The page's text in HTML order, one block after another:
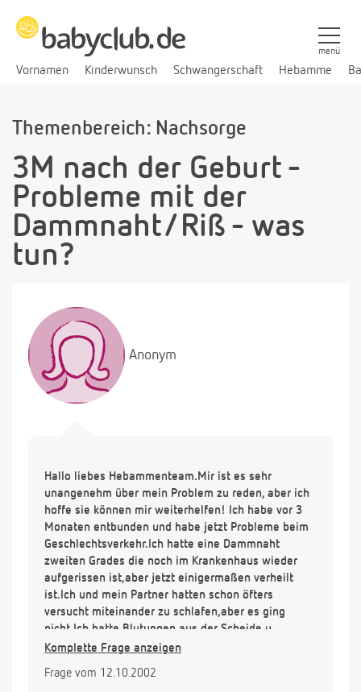
Vornamen Kinderwunsch Schwangerschaft Hebamme
menü
Themenbereich: Nachsorge
3M nach der Geburt -
Probleme mit der
Dammnaht/Riß - was
tun?
Anonym
Hallo liebes Hebammenteam.Mir ist es sehr
unangenehm über mein Problem zu reden, aber ich
hoffe sie können mir weiterhelfen! Ich habe vor 3
Monaten entbunden und habe jetzt Probleme beim
Geschlechtsverkehr.Ich hatte eine Dammnaht
zweiten Grades die noch im Krankenhaus wieder
aufgerissen ist,aber jetzt einigermaßen verheilt
ist.Ich und mein Partner hatten schon öfters
versucht miteinander zu schlafen,aber es ging
nicht.Ich hatte Blutungen aus der Scheide u.
Schmerzen wie beim ersten Geschlechtsverkehr.Ich
an was anderem? Weil ich auch Angst habe das
Komplette Frage anzeigen
Frage vom 12.10.2002